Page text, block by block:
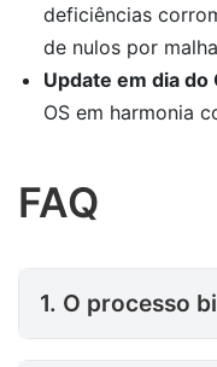
deficiências
de nulos por
Update em dia do
OS em harmonia
FAQ
1. O processo
2. É